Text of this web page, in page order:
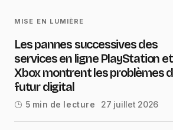
MISE EN LUMIÈRE
Les pannes successives des
services en ligne PlayStation et
Xbox montrent les problèmes
futur digital
5 min de lecture 27 juillet 2026